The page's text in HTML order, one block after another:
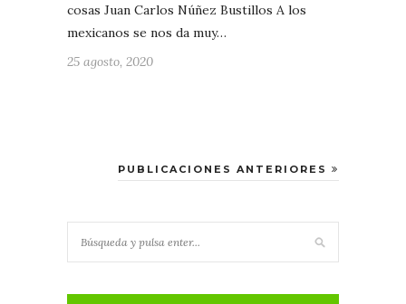
cosas Juan Carlos Núñez Bustillos A los
mexicanos se nos da muy…
25 agosto, 2020
PUBLICACIONES ANTERIORES